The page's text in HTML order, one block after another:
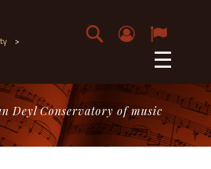
>
☰
Deyl Conservatory of music